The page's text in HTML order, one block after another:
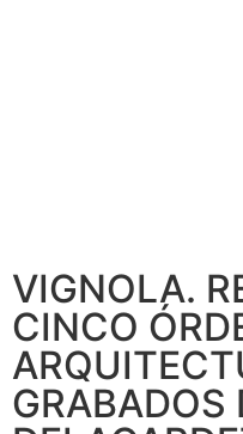
VIGNOLA.
CINCO
GRABADOS